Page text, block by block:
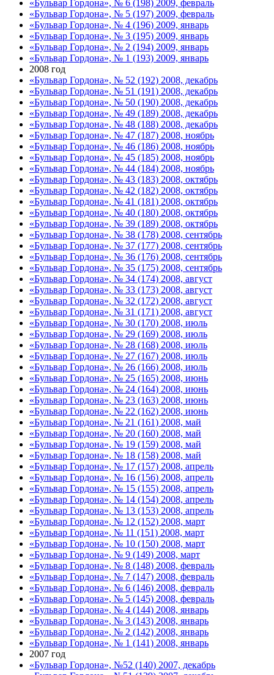
«Бульвар Гордона», № 6 (198) 2009, февраль
«Бульвар Гордона», № 5 (197) 2009, февраль
«Бульвар Гордона», № 4 (196) 2009, январь
«Бульвар Гордона», № 3 (195) 2009, январь
«Бульвар Гордона», № 2 (194) 2009, январь
«Бульвар Гордона», № 1 (193) 2009, январь
2008 год
«Бульвар Гордона», № 52 (192) 2008, декабрь
«Бульвар Гордона», № 51 (191) 2008, декабрь
«Бульвар Гордона», № 50 (190) 2008, декабрь
«Бульвар Гордона», № 49 (189) 2008, декабрь
«Бульвар Гордона», № 48 (188) 2008, декабрь
«Бульвар Гордона», № 47 (187) 2008, ноябрь
«Бульвар Гордона», № 46 (186) 2008, ноябрь
«Бульвар Гордона», № 45 (185) 2008, ноябрь
«Бульвар Гордона», № 44 (184) 2008, ноябрь
«Бульвар Гордона», № 43 (183) 2008, октябрь
«Бульвар Гордона», № 42 (182) 2008, октябрь
«Бульвар Гордона», № 41 (181) 2008, октябрь
«Бульвар Гордона», № 40 (180) 2008, октябрь
«Бульвар Гордона», № 39 (189) 2008, октябрь
«Бульвар Гордона», № 38 (178) 2008, сентябрь
«Бульвар Гордона», № 37 (177) 2008, сентябрь
«Бульвар Гордона», № 36 (176) 2008, сентябрь
«Бульвар Гордона», № 35 (175) 2008, сентябрь
«Бульвар Гордона», № 34 (174) 2008, август
«Бульвар Гордона», № 33 (173) 2008, август
«Бульвар Гордона», № 32 (172) 2008, август
«Бульвар Гордона», № 31 (171) 2008, август
«Бульвар Гордона», № 30 (170) 2008, июль
«Бульвар Гордона», № 29 (169) 2008, июль
«Бульвар Гордона», № 28 (168) 2008, июль
«Бульвар Гордона», № 27 (167) 2008, июль
«Бульвар Гордона», № 26 (166) 2008, июль
«Бульвар Гордона», № 25 (165) 2008, июнь
«Бульвар Гордона», № 24 (164) 2008, июнь
«Бульвар Гордона», № 23 (163) 2008, июнь
«Бульвар Гордона», № 22 (162) 2008, июнь
«Бульвар Гордона», № 21 (161) 2008, май
«Бульвар Гордона», № 20 (160) 2008, май
«Бульвар Гордона», № 19 (159) 2008, май
«Бульвар Гордона», № 18 (158) 2008, май
«Бульвар Гордона», № 17 (157) 2008, апрель
«Бульвар Гордона», № 16 (156) 2008, апрель
«Бульвар Гордона», № 15 (155) 2008, апрель
«Бульвар Гордона», № 14 (154) 2008, апрель
«Бульвар Гордона», № 13 (153) 2008, апрель
«Бульвар Гордона», № 12 (152) 2008, март
«Бульвар Гордона», № 11 (151) 2008, март
«Бульвар Гордона», № 10 (150) 2008, март
«Бульвар Гордона», № 9 (149) 2008, март
«Бульвар Гордона», № 8 (148) 2008, февраль
«Бульвар Гордона», № 7 (147) 2008, февраль
«Бульвар Гордона», № 6 (146) 2008, февраль
«Бульвар Гордона», № 5 (145) 2008, февраль
«Бульвар Гордона», № 4 (144) 2008, январь
«Бульвар Гордона», № 3 (143) 2008, январь
«Бульвар Гордона», № 2 (142) 2008, январь
«Бульвар Гордона», № 1 (141) 2008, январь
2007 год
«Бульвар Гордона», №52 (140) 2007, декабрь